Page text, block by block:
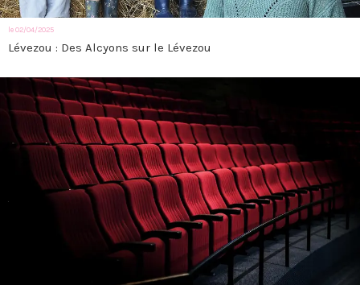
le 02/04/2025
Lévezou : Des Alcyons sur le Lévezou